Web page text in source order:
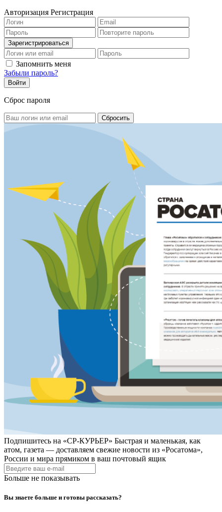
Авторизация Регистрация
Запомнить меня
Забыли пароль?
Сброс пароля
Подпишитесь на «СР-КУРЬЕР» Быстрая и маленькая, как
атом, газета — доставляем свежие новости из «Росатома»,
России и мира прямиком в ваш почтовый ящик
Больше не показывать
Вы знаете больше и готовы рассказать?